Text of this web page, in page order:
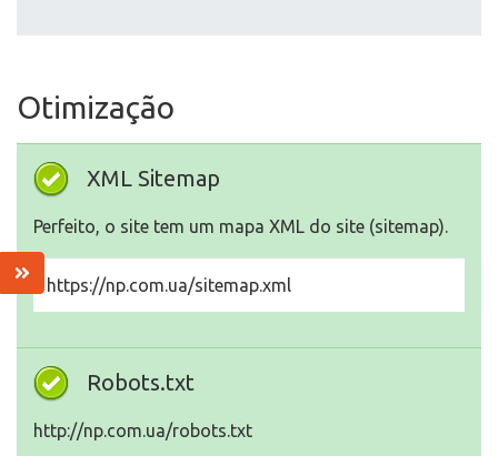
Otimização
XML Sitemap
Perfeito, o site tem um mapa XML do site (sitemap).
https://np.com.ua/sitemap.xml
Robots.txt
http://np.com.ua/robots.txt